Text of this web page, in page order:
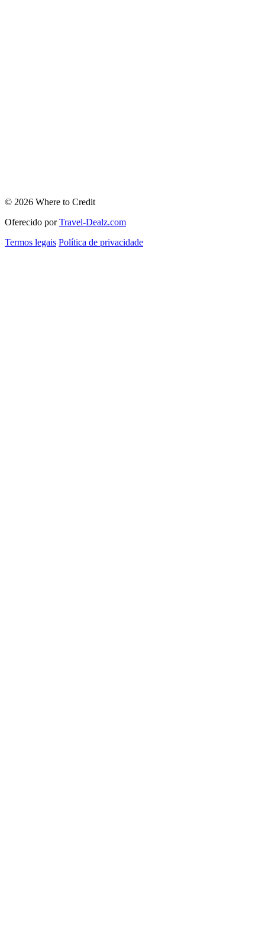
© 2026 Where to Credit
Oferecido por Travel-Dealz.com
Termos legais Política de privacidade